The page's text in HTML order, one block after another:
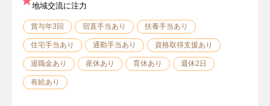
地域交流に注力
賞与年3回 宿直手当あり 扶養手当あり
住宅手当あり 通勤手当あり 資格取得支援あり
退職金あり 産休あり 育休あり 週休2日
有給あり